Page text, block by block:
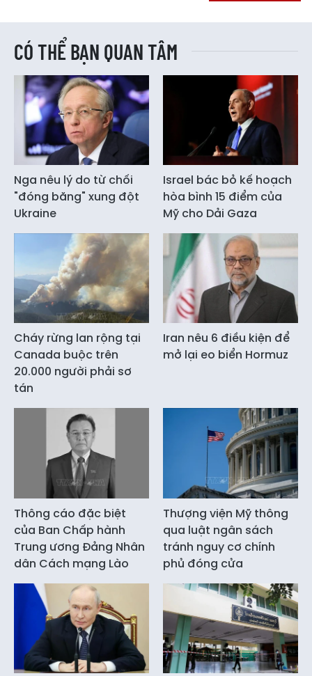
CÓ THỂ BẠN QUAN TÂM
Nga nêu lý do từ chối
"đóng băng" xung đột
Ukraine
Israel bác bỏ kế hoạch
hòa bình 15 điểm của
Mỹ cho Dải Gaza
Cháy rừng lan rộng tại
Canada buộc trên
20.000 người phải sơ
tán
Iran nêu 6 điều kiện để
mở lại eo biển Hormuz
Thông cáo đặc biệt
của Ban Chấp hành
Trung ương Đảng Nhân
dân Cách mạng Lào
Thượng viện Mỹ thông
qua luật ngân sách
tránh nguy cơ chính
phủ đóng cửa